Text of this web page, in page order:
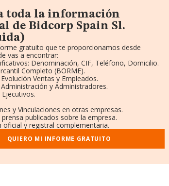
toda la información
de Bidcorp Spain Sl.
gratuito que te proporcionamos desde
vas a encontrar:
Denominación, CIF, Teléfono, Domicilio.
Completo (BORME).
Ventas y Empleados.
y Administradores.
y Vinculaciones en otras empresas.
publicados sobre la empresa.
oficial y registral complementaria.
QUIERO MI INFORME GRATUITO